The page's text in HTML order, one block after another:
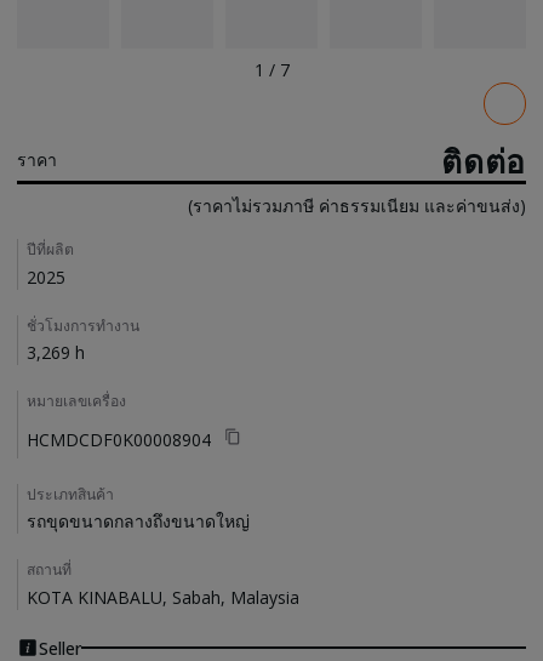
1 / 7
ราคา ติดต่อ
(ราคาไม่รวมภาษี ค่าธรรมเนียม และค่าขนส่ง)
Details
ปีที่ผลิต
2025
ชั่วโมงการทำงาน
3,269 h
หมายเลขเครื่อง
HCMDCDF0K00008904
ประเภทสินค้า
รถขุดขนาดกลางถึงขนาดใหญ่
สถานที่
KOTA KINABALU, Sabah, Malaysia
Seller